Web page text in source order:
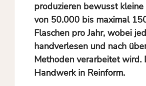
produzieren bewusst kleine
von 50.000 bis maximal
Flaschen pro Jahr, wobei
handverlesen und nach
Methoden verarbeitet wird.
Handwerk in Reinform.